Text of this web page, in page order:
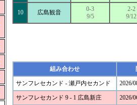
10 広島観音
0-3
9/5
2-2
9/12
組み合わせ
サンフレセカンド - 瀬戸内セカンド 2026/
サンフレセカンド 9 - 1 広島新庄 2026/